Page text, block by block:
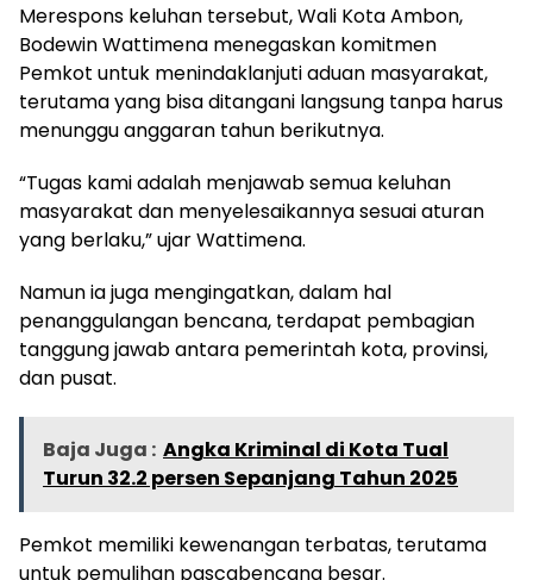
Merespons keluhan tersebut, Wali Kota Ambon,
Bodewin Wattimena menegaskan komitmen
Pemkot untuk menindaklanjuti aduan masyarakat,
terutama yang bisa ditangani langsung tanpa harus
menunggu anggaran tahun berikutnya.
“Tugas kami adalah menjawab semua keluhan
masyarakat dan menyelesaikannya sesuai aturan
yang berlaku,” ujar Wattimena.
Namun ia juga mengingatkan, dalam hal
penanggulangan bencana, terdapat pembagian
tanggung jawab antara pemerintah kota, provinsi,
dan pusat.
Baja Juga : Angka Kriminal di Kota Tual
Turun 32.2 persen Sepanjang Tahun 2025
Pemkot memiliki kewenangan terbatas, terutama
untuk pemulihan pascabencana besar.